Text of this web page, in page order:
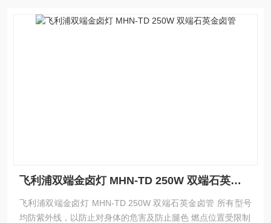
飞利浦双端金卤灯 MHN-TD 250W 双端石英金卤管
飞利浦双端金卤灯 MHN-TD 250W 双端石英金卤管 所有型号
均防紫外线，以防止对身体的危害及防止腿色 燃点位置受限制